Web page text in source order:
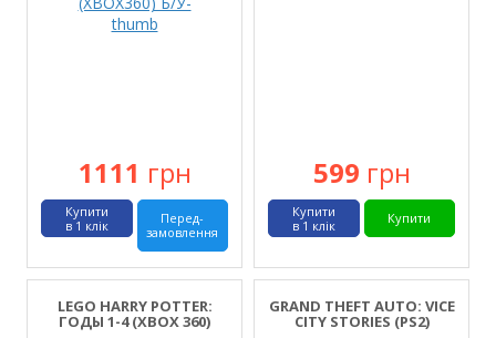
1111 грн
Перед-
замовлення
Купити
в 1 клік
599 грн
Купити
Купити
в 1 клік
LEGO HARRY POTTER:
ГОДЫ 1-4 (XBOX 360)
GRAND THEFT AUTO: VICE
CITY STORIES (PS2)